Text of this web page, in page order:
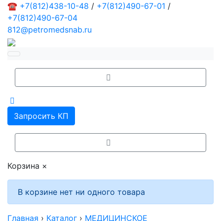
☎ +7(812)438-10-48 / +7(812)490-67-01 /
+7(812)490-67-04
812@petromedsnab.ru
Запросить КП
Корзина ×
В корзине нет ни одного товара
Главная › Каталог › МЕДИЦИНСКОЕ